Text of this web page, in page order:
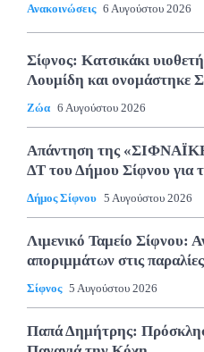
Ανακοινώσεις 6 Αυγούστου 2026
Σίφνος: Κατσικάκι
Λουμίδη και ονομάστηκε
Ζώα 6 Αυγούστου 2026
Απάντηση της
ΔΤ του Δήμου Σίφνου
Δήμος Σίφνου 5 Αυγούστου 2026
Λιμενικό Ταμείο Σίφνου:
αποριμμάτων στις
Σίφνος 5 Αυγούστου 2026
Παπά Δημήτρης: